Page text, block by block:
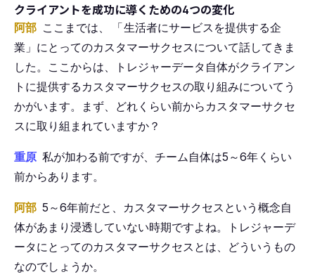
クライアントを成功に導くための4つの変化
阿部 ここまでは、 「生活者にサービスを提供する企
業」にとってのカスタマーサクセスについて話してきま
した。ここからは、トレジャーデータ自体がクライアン
トに提供するカスタマーサクセスの取り組みについてう
かがいます。まず、どれくらい前からカスタマーサクセ
スに取り組まれていますか？
重原 私が加わる前ですが、チーム自体は5～6年くらい
前からあります。
阿部 5～6年前だと、カスタマーサクセスという概念自
体があまり浸透していない時期ですよね。トレジャーデ
ータにとってのカスタマーサクセスとは、どういうもの
なのでしょうか。